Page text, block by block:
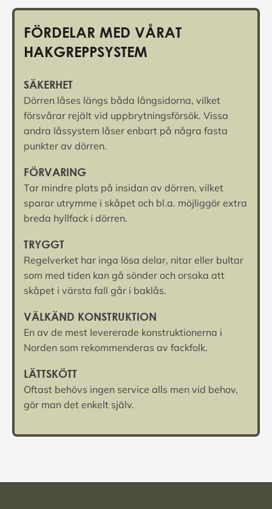
FÖRDELAR MED VÅRAT
HAKGREPPSYSTEM
SÄKERHET
Dörren låses längs båda långsidorna, vilket
försvårar rejält vid uppbrytningsförsök. Vissa
andra låssystem låser enbart på några fasta
punkter av dörren.
FÖRVARING
Tar mindre plats på insidan av dörren, vilket
sparar utrymme i skåpet och bl.a. möjliggör extra
breda hyllfack i dörren.
TRYGGT
Regelverket har inga lösa delar, nitar eller bultar
som med tiden kan gå sönder och orsaka att
skåpet i värsta fall går i baklås.
VÄLKÄND KONSTRUKTION
En av de mest levererade konstruktionerna i
Norden som rekommenderas av fackfolk.
LÄTTSKÖTT
Oftast behövs ingen service alls men vid behov,
gör man det enkelt själv.